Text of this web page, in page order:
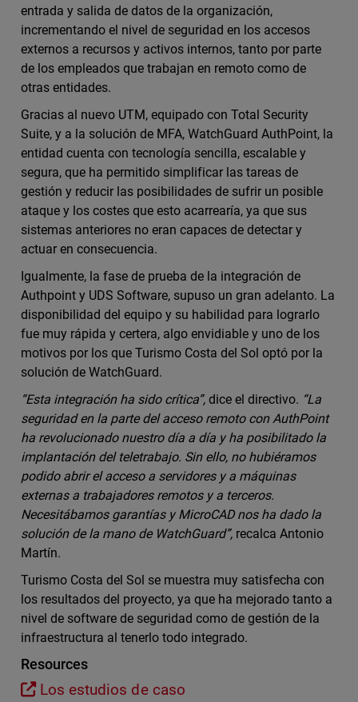
entrada y salida de datos de la organización,
incrementando el nivel de seguridad en los accesos
externos a recursos y activos internos, tanto por parte
de los empleados que trabajan en remoto como de
otras entidades.
Gracias al nuevo UTM, equipado con Total Security
Suite, y a la solución de MFA, WatchGuard AuthPoint, la
entidad cuenta con tecnología sencilla, escalable y
segura, que ha permitido simplificar las tareas de
gestión y reducir las posibilidades de sufrir un posible
ataque y los costes que esto acarrearía, ya que sus
sistemas anteriores no eran capaces de detectar y
actuar en consecuencia.
Igualmente, la fase de prueba de la integración de
Authpoint y UDS Software, supuso un gran adelanto. La
disponibilidad del equipo y su habilidad para lograrlo
fue muy rápida y certera, algo envidiable y uno de los
motivos por los que Turismo Costa del Sol optó por la
solución de WatchGuard.
“Esta integración ha sido crítica”,dice el directivo. “La
seguridad en la parte del acceso remoto con AuthPoint
ha revolucionado nuestro día a día y ha posibilitado la
implantación del teletrabajo. Sin ello, no hubiéramos
podido abrir el acceso a servidores y a máquinas
externas a trabajadores remotos y a terceros.
Necesitábamos garantías y MicroCAD nos ha dado la
solución de la mano de WatchGuard”, recalca Antonio
Martín.
Turismo Costa del Sol se muestra muy satisfecha con
los resultados del proyecto, ya que ha mejorado tanto a
nivel de software de seguridad como de gestión de la
infraestructura al tenerlo todo integrado.
Resources
Los estudios de caso